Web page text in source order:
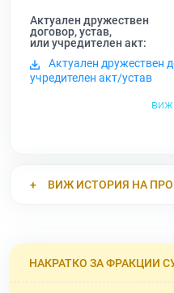
Актуален дружествен
договор, устав,
или учредителен акт:
Актуален дружествен
учредителен акт/устав
виж
ВИЖ ИСТОРИЯ НА
НАКРАТКО ЗА ФРАКЦИИ